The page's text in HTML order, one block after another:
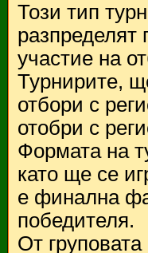
Този тип
разпределят
участие на
Турнирите,
отбори с
отобри с
Формата на
като ще се
е финална
победителя.
От